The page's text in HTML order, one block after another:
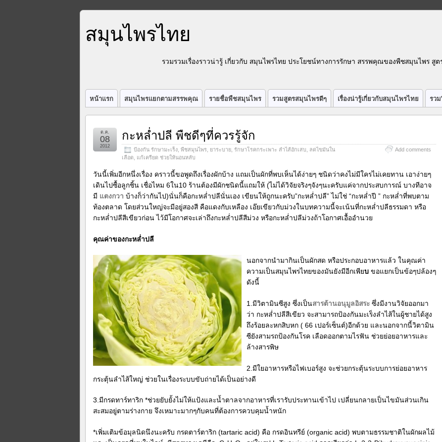
สมุนไพรไทย
รวมรวมเรื่องราวน่ารู้ เกี่ยวกับ สมุนไพรไทย ประโยชน์ทางการรักษา สรรพคุณของพืชสมุนไพร สู
หน้าแรก สมุนไพรแยกตามสรรพคุณ รายชื่อพืชสมุนไพร รวมสูตรสมุนไพรดีๆ เรื่องน่ารู้เกี่ยวกับสมุนไพรไทย รว
กะหล่ำปลี พืชดีๆที่ควรรู้จัก
ป้องกัน รักษามะเร็ง พืชสมุนไพร ยาระบาย รักษาโรคกระเพาะ ลำไส้อักเสบ
ลดไขมันใน
เลือด
แก้เครียด ช่วยให้นอนหลับ
Add comments
ต.ค.
08
2012
วันนี้เพิ่มอีกหนึ่งเรื่อง คราวนี้ขอพูดถึงเรื่องผักบ้าง แถมเป็นผักที่พบเห็นได้ง่ายๆ ชนิดว่าคงไม่มีใครไม่เคยทาน เอาง่ายๆ
เดินไปซื้อลูกชิ้น เชื่อไหม 6ใน10 ร้านต้องมีผักชนิดนี้แถมให้ (ไม่ได้วิจัยจริงๆจังๆนะครับแค่จากประสบการณ์ บางทีอาจ
มี แตงกวา บ้างก็ว่ากันไป)นั่นก็คือกะหล่ำปลีนั่นเอง เขียนให้ถูกนะครับ”กะหล่ำปลี” ไม่ใช่ “กะหล่ำปี ” กะหล่ำที่พบตาม
ท้องตลาด โดยส่วนใหญ่จะมีอยู่สองสี คือแดงกับเหลือง เอ๊ยเขียวกับม่วงในบทความนี้จะเน้นที่กะหล่ำปลีธรรมดา หรือ
กะหล่ำปลีสีเขียวก่อน ไว้มีโอกาศจะเล่าถึงกะหล่ำปลีสีม่วง หรือกะหล่ำปลีม่วงถ้าโอกาศเอื้ออำนวย
คุณค่าของกะหล่ำปลี
นอกจากนำมากินเป็นผักสด หรือประกอบอาหารแล้ว ในคุณค่า
ความเป็นสมุนไพรไทยของมันยังมีอีกเพียบ ขอแยกเป็นข้อๆปล้องๆ
ดังนี้
1.มีวิตามินซีสูง ซึ่งเป็นสารต้านอนุมูลอิสระ ซึ่งมีงานวิจัยออกมา
ว่า กะหล่ำปลีสีเขียว จะสามารถป้องกันมะเร็งลำไส้ในผู้ชายได้สูง
ถึงร้อยละหกสิบหก ( 66 เปอร์เซ็นต์)อีกด้วย และนอกจากนี้วิตามิน
ซียังสามรถป้องกันโรค เลือดออกตามไรฟัน ช่วยย่อยอาหารและ
ล้างสารพิษ
2.มีใยอาหารหรือไฟเบอร์สูง จะช่วยกระตุ้นระบบการย่อยอาหาร
กระตุ้นลำไส้ใหญ่ ช่วยในเรื่องระบบขับถ่ายได้เป็นอย่างดี
3.มีกรดทาร์ทาริก *ช่วยยับยั้งไม่ให้แป้งและน้ำตาลจากอาหารที่เรารับประทานเข้าไป เปลี่ยนกลายเป็นไขมันส่วนเกิน
สะสมอยู่ตามร่างกาย จึงเหมาะมากๆกับคนที่ต้องการควบคุมน้ำหนัก
*เพิ่มเติมข้อมุลนิดนึงนะครับ กรดตาร์ตาริก (tartaric acid) คือ กรดอินทรีย์ (organic acid) พบตามธรรมชาติในผักผลไม้